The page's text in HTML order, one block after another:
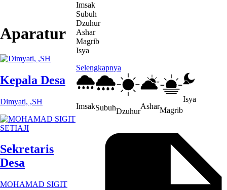
Aparatur
Kepala Desa
Dimyati, ,SH
Sekretaris
Desa
MOHAMAD SIGIT
Imsak
Subuh
Dzuhur
Ashar
Magrib
Isya
Selengkapnya
ImsakSubuhDzuhur
AsharMagrib
Isya